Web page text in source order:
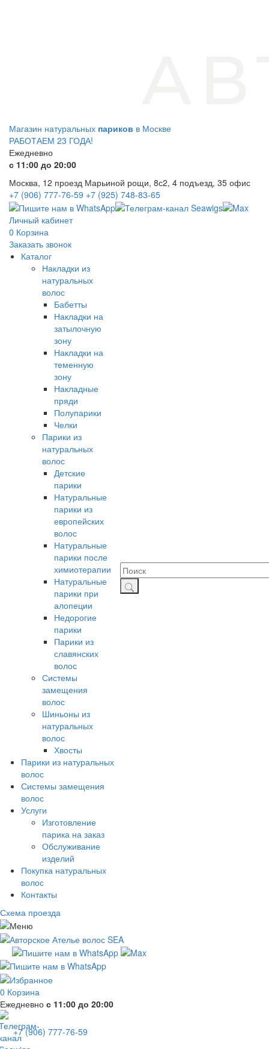
Магазин натуральных париков в Москве
РАБОТАЕМ 23 ГОДА!
Ежедневно
с 11:00 до 20:00
Москва, 12 проезд Марьиной рощи, 8с2, 4 подъезд, 35 офис
+7 (906) 777-76-59 +7 (925) 748-83-65
Личный кабинет
0 Корзина
Заказать звонок
Каталог
Накладки из
натуральных
волос
Бабетты
Накладки на
затылочную
зону
Накладки на
теменную
зону
Накладные
пряди
Полупарики
Челки
Парики из
натуральных
волос
Детские
парики
Натуральные
парики из
европейских
волос
Натуральные
парики после
химиотерапии
Натуральные
парики при
алопеции
Недорогие
парики
Парики из
славянских
волос
Системы
замещения
волос
Шиньоны из
натуральных
волос
Хвосты
Парики из натуральных
волос
Системы замещения
волос
Услуги
Изготовление
парика на заказ
Обслуживание
изделий
Покупка натуральных
волос
Контакты
Схема проезда
0 Корзина
Ежедневно с 11:00 до 20:00
+7 (906) 777-76-59